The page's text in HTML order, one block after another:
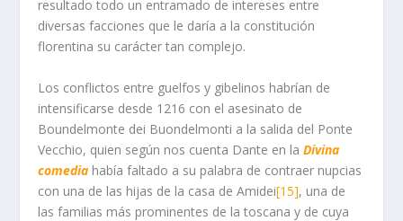
resultado todo un entramado de intereses entre
diversas facciones que le daría a la constitución
florentina su carácter tan complejo.
Los conflictos entre guelfos y gibelinos habrían de
intensificarse desde 1216 con el asesinato de
Boundelmonte dei Buondelmonti a la salida del Ponte
Vecchio, quien según nos cuenta Dante en la Divina
comedia había faltado a su palabra de contraer nupcias
con una de las hijas de la casa de Amidei[15], una de
las familias más prominentes de la toscana y de cuya